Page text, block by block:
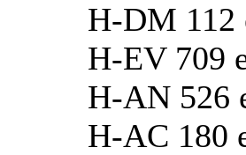
H-DM 112
H-EV 709
H-AN 526
H-AC 180